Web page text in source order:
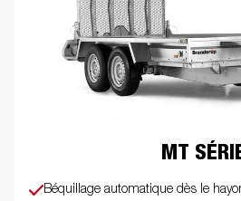
MT
Béquillage automatique dès le